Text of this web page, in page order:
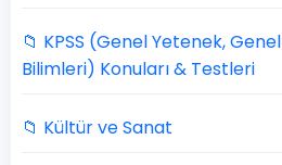
📁 KPSS (Genel Yetenek,
Bilimleri) Konuları & Testleri
📁 Kültür ve Sanat